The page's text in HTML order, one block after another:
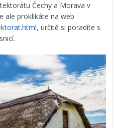
Čechy a Morava v
ale proklikáte na web
, určitě si poradíte s